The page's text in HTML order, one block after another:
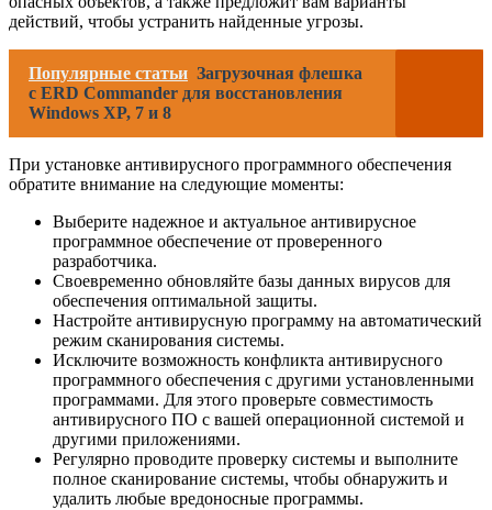
действий, чтобы устранить найденные угрозы.
Популярные статьи Загрузочная флешка
с ERD Commander для восстановления
Windows XP, 7 и 8
При установке антивирусного программного обеспечения
обратите внимание на следующие моменты:
Выберите надежное и актуальное антивирусное
программное обеспечение от проверенного
разработчика.
Своевременно обновляйте базы данных вирусов для
обеспечения оптимальной защиты.
Настройте антивирусную программу на автоматический
режим сканирования системы.
Исключите возможность конфликта антивирусного
программного обеспечения с другими установленными
программами. Для этого проверьте совместимость
антивирусного ПО с вашей операционной системой и
другими приложениями.
Регулярно проводите проверку системы и выполните
полное сканирование системы, чтобы обнаружить и
удалить любые вредоносные программы.